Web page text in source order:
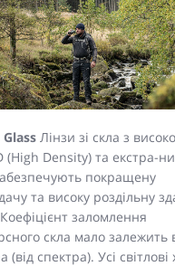
Лінзи зі скла з
(High Density) та екстра-
покращену
та високу роздільну
заломлення
скла мало залежить
(від спектра). Усі світлові